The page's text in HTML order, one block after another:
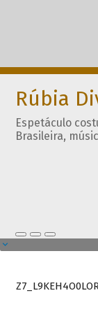
Rúbia
Espetáculo
Brasileira,